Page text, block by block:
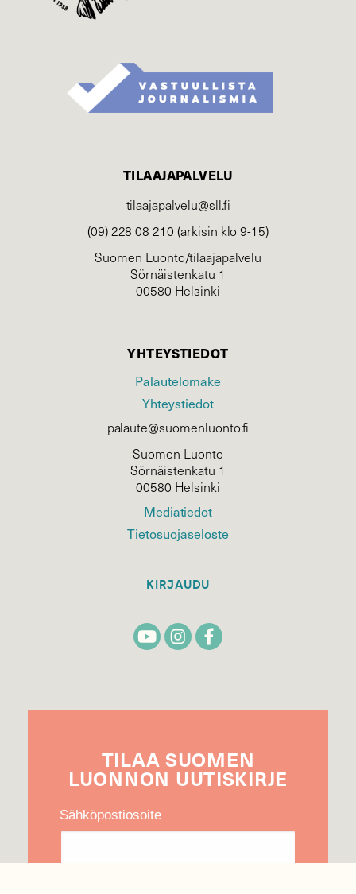
TILAAJAPALVELU
tilaajapalvelu@sll.fi
(09) 228 08 210 (arkisin klo 9-15)
Suomen Luonto/tilaajapalvelu
Sörnäistenkatu 1
00580 Helsinki
YHTEYSTIEDOT
Palautelomake
Yhteystiedot
palaute@suomenluonto.fi
Suomen Luonto
Sörnäistenkatu 1
00580 Helsinki
Mediatiedot
Tietosuojaseloste
KIRJAUDU
TILAA SUOMEN
LUONNON UUTIS­KIRJE
Sähköpostiosoite